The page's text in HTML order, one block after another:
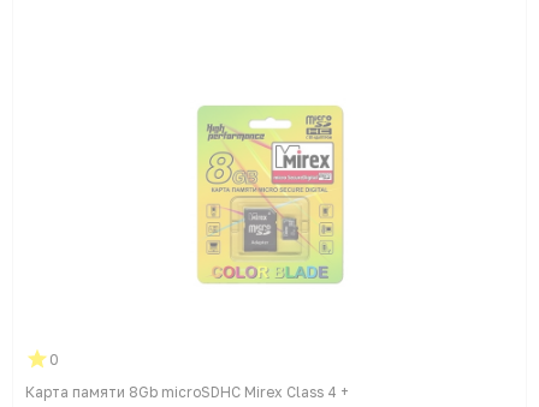
0
Карта памяти 8Gb microSDHC Mirex Class 4 +